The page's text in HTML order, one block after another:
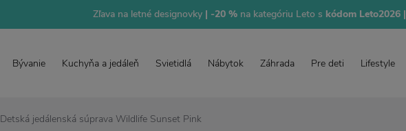
Zľava na letné designovky| -20 % na kategóriu Leto s kódom Leto2026 |
Bývanie Kuchyňa a jedáleň Svietidlá Nábytok Záhrada Pre deti Lifestyle
Detská jedálenská súprava Wildlife Sunset Pink